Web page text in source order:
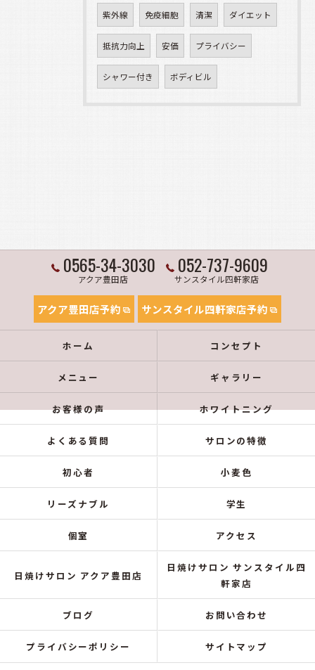
紫外線 免疫細胞 清潔 ダイエット
抵抗力向上 安価 プライバシー
シャワー付き ボディビル
0565-34-3030
アクア豊田店
052-737-9609
サンスタイル四軒家店
アクア豊田店予約 サンスタイル四軒家店予約
ホーム コンセプト
メニュー ギャラリー
お客様の声 ホワイトニング
よくある質問 サロンの特徴
初心者 小麦色
リーズナブル 学生
個室 アクセス
日焼けサロン アクア豊田店
日焼けサロン サンスタイル四
軒家店
ブログ お問い合わせ
プライバシーポリシー サイトマップ